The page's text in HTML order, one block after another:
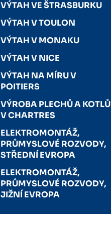
VÝTAH VE ŠTRASBURKU
VÝTAH V TOULON
VÝTAH V MONAKU
VÝTAH V NICE
VÝTAH NA MÍRU V
POITIERS
VÝROBA PLECHŮ A KOTLŮ
V CHARTRES
ELEKTROMONTÁŽ,
PRŮMYSLOVÉ ROZVODY,
STŘEDNÍ EVROPA
ELEKTROMONTÁŽ,
PRŮMYSLOVÉ ROZVODY,
JIŽNÍ EVROPA